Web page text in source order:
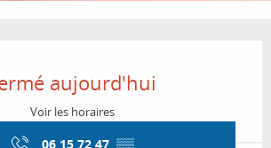
aujourd'hui
Voir les horaires
06 15 72 47 ▒▒